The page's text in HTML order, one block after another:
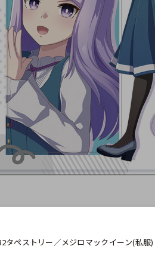
タペストリー／メジロマックイーン(私服)